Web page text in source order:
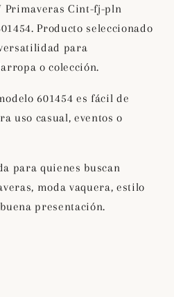
Primaveras Cint-fj-pln
Producto seleccionado
para
o colección.
601454 es fácil de
uso casual, eventos o
para quienes buscan
moda vaquera, estilo
presentación.